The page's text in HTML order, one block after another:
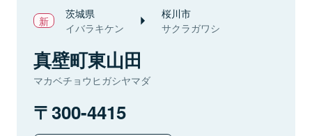
茨城県
イバラキケン
桜川市
サクラガワシ
真壁町東山田
マカベチョウヒガシヤマダ
300-4415